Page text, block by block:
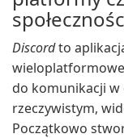
Discordto
do komunikacji w
rzeczywistym,
Początkowo